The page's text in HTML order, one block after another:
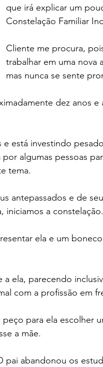
que irá explicar um
Constelação Familiar
Cliente me procura,
trabalhar em uma nova
mas nunca se sente
dez anos e
está investindo
algumas pessoas
tema.
antepassados e de
iniciamos a constelação.
ela e um
ela, parecendo
com a profissão em
para ela escolher
a mãe.
pai abandonou os